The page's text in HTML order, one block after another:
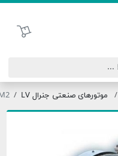
سبد خرید
موتورهای صنعتی جنرال LV